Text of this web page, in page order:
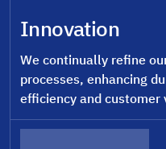
Innovation
We continually refine
processes, enhancing
efficiency and customer